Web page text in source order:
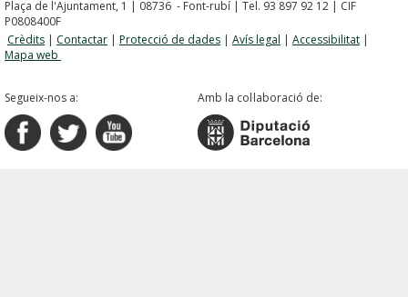
Plaça de l'Ajuntament, 1 | 08736 - Font-rubí | Tel. 93 897 92 12 | CIF
P0808400F
Crèdits | Contactar | Protecció de dades | Avís legal | Accessibilitat |
Mapa web
Segueix-nos a: Amb la col·laboració de: